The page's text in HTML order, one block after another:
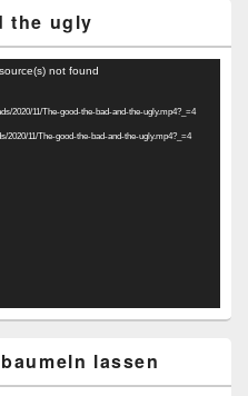
the ugly
not found
2020/11/The-good-the-bad-and-the-ugly.mp4?_=4
2020/11/The-good-the-bad-and-the-ugly.mp4?_=4
lassen